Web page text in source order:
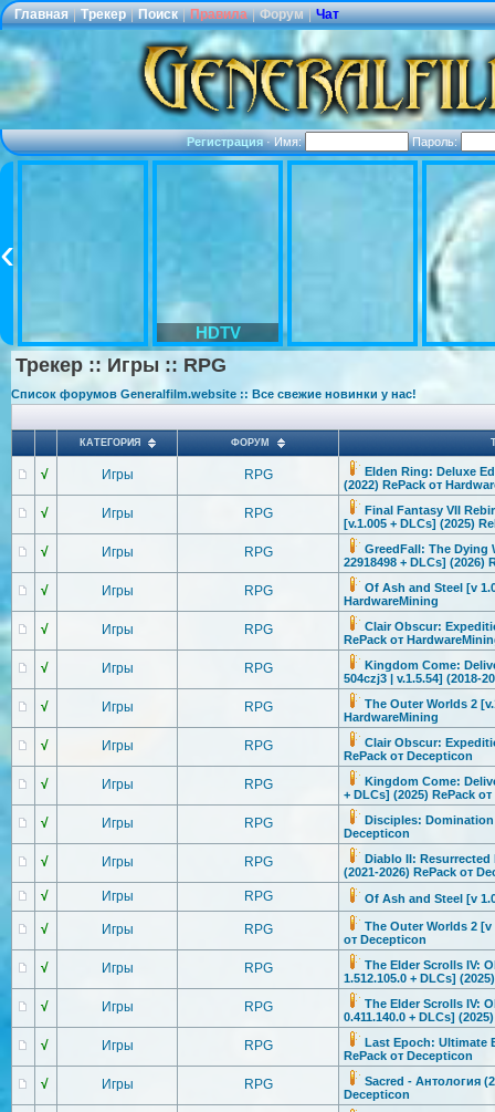
Главная | Трекер | Поиск | Правила | Форум | Чат
Регистрация·Имя: Пароль:
HDTV
Трекер :: Игры :: RPG
Список форумов Generalfilm.website :: Все свежие новинки у нас!
КАТЕГОРИЯ ФОРУМ
√ Игры RPG
Elden Ring: Deluxe
(2022) RePack от
√ Игры RPG
Final Fantasy VII
[v.1.005 + DLCs] (2025)
√ Игры RPG
GreedFall: The Dying
22918498 + DLCs] (2026)
√ Игры RPG
Of Ash and Steel [v
HardwareMining
√ Игры RPG
Clair Obscur:
RePack от HardwareMini
√ Игры RPG
Kingdom Come:
504czj3 | v.1.5.54] (2018-
√ Игры RPG
The Outer Worlds 2
HardwareMining
√ Игры RPG
Clair Obscur:
RePack от Decepticon
√ Игры RPG
Kingdom Come:
+ DLCs] (2025) RePack
√ Игры RPG
Disciples: Domination
Decepticon
√ Игры RPG
Diablo II:
(2021-2026) RePack от
√ Игры RPG Of Ash and Steel [v
√ Игры RPG
The Outer Worlds 2 [v
от Decepticon
√ Игры RPG
The Elder Scrolls IV:
1.512.105.0 + DLCs]
√ Игры RPG
The Elder Scrolls IV:
0.411.140.0 + DLCs]
√ Игры RPG
Last Epoch: Ultimate
RePack от Decepticon
√ Игры RPG
Sacred - Антология
Decepticon